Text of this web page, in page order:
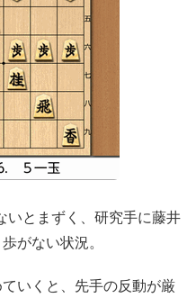
いとまずく、研究手に藤井
がない状況。
いくと、先手の反動が厳